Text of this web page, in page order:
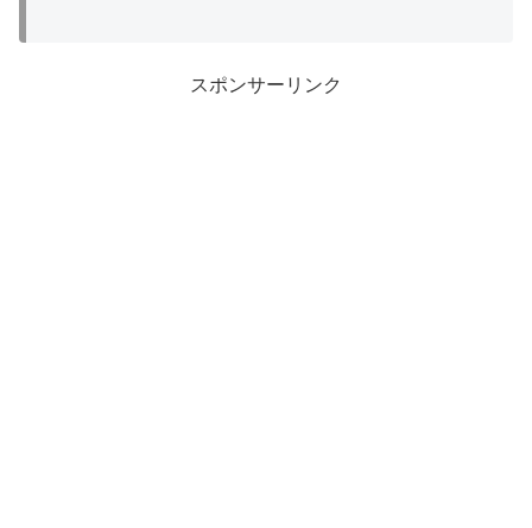
スポンサーリンク